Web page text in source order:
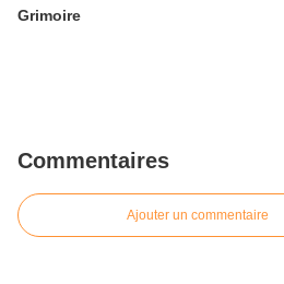
Grimoire
Commentaires
Ajouter un commentaire